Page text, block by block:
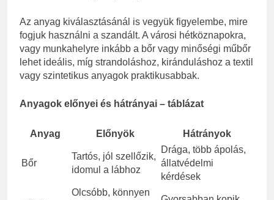
Az anyag kiválasztásánál is vegyük figyelembe, mire
fogjuk használni a szandált. A városi hétköznapokra,
vagy munkahelyre inkább a bőr vagy minőségi műbőr
lehet ideális, míg strandoláshoz, kiránduláshoz a textil
vagy szintetikus anyagok praktikusabbak.
Anyagok előnyei és hátrányai – táblázat
Anyag Előnyök Hátrányok
Bőr
Tartós, jól szellőzik,
idomul a lábhoz
Drága, több ápolás,
állatvédelmi
kérdések
Olcsóbb, könnyen